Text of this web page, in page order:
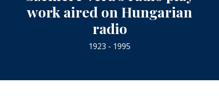
work aired on Hungarian
radio
1923 - 1995